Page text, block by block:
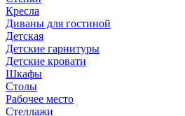
Кресла
Диваны для гостиной
Детская
Детские гарнитуры
Детские кровати
Шкафы
Столы
Рабочее место
Стеллажи